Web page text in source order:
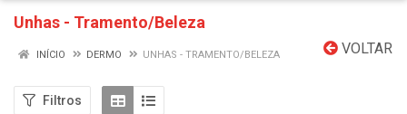
Unhas - Tramento/Beleza
VOLTAR
INÍCIO DERMO UNHAS - TRAMENTO/BELEZA
Filtros